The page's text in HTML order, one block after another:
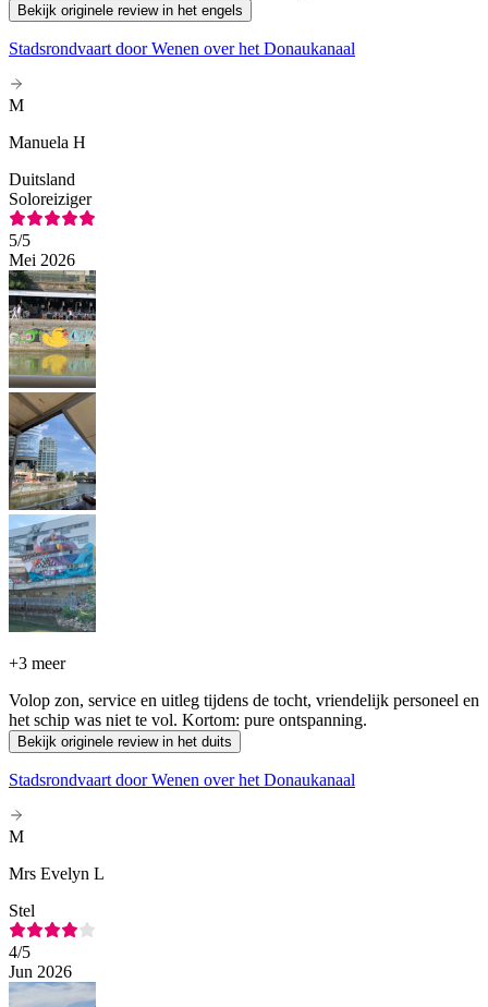
Bekijk originele review in het engels
Stadsrondvaart door Wenen over het Donaukanaal
M
Manuela H
Duitsland
Soloreiziger
5/5
Mei 2026
+3 meer
Volop zon, service en uitleg tijdens de tocht, vriendelijk personeel en
het schip was niet te vol. Kortom: pure ontspanning.
Bekijk originele review in het duits
Stadsrondvaart door Wenen over het Donaukanaal
M
Mrs Evelyn L
Stel
4/5
Jun 2026